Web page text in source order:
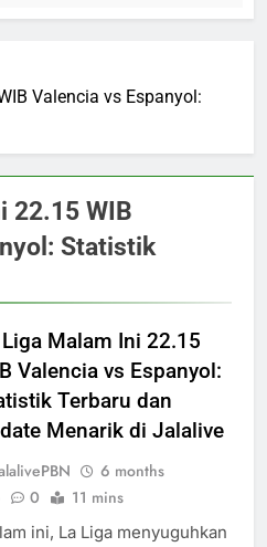
Valencia vs Espanyol:
22.15 WIB
Statistik
Liga Malam Ini 22.15
Valencia vs Espanyol:
Terbaru dan
Menarik di Jalalive
6 months
0 11 mins
ini, La Liga menyuguhkan